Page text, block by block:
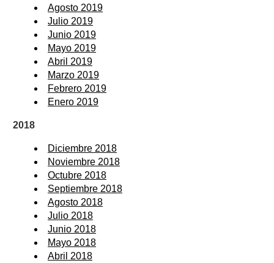
Agosto 2019
Julio 2019
Junio 2019
Mayo 2019
Abril 2019
Marzo 2019
Febrero 2019
Enero 2019
2018
Diciembre 2018
Noviembre 2018
Octubre 2018
Septiembre 2018
Agosto 2018
Julio 2018
Junio 2018
Mayo 2018
Abril 2018